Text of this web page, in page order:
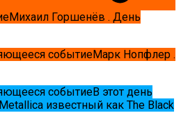
Михаил Горшенёв . День
событиеМарк Нопфлер .
событиеВ этот день
известный как The Black